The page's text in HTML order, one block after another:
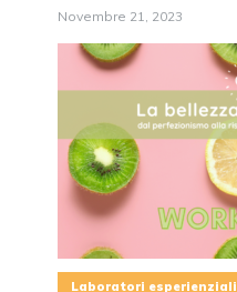
Novembre 21, 2023
Laboratori esperienziali